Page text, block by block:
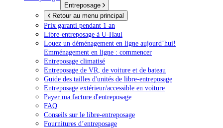
Entreposage
Retour au menu principal
Prix garanti pendant 1 an
Libre-entreposage à U-Haul
Louez un déménagement en ligne aujourd’hui!
Emménagement en ligne : commencer
Entreposage climatisé
Entreposage de VR, de voiture et de bateau
Guide des tailles d'unités de libre-entreposage
Entreposage extérieur/accessible en voiture
Payer ma facture d'entreposage
FAQ
Conseils sur le libre-entreposage
Fournitures d’entreposage